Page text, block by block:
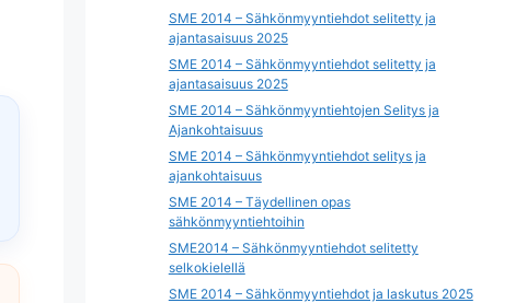
SME 2014 – Sähkönmyyntiehdot selitetty ja
ajantasaisuus 2025
SME 2014 – Sähkönmyyntiehdot selitetty ja
ajantasaisuus 2025
SME 2014 – Sähkönmyyntiehtojen Selitys ja
Ajankohtaisuus
SME 2014 – Sähkönmyyntiehdot selitys ja
ajankohtaisuus
SME 2014 – Täydellinen opas
sähkönmyyntiehtoihin
SME2014 – Sähkönmyyntiehdot selitetty
selkokielellä
SME 2014 – Sähkönmyyntiehdot ja laskutus 2025